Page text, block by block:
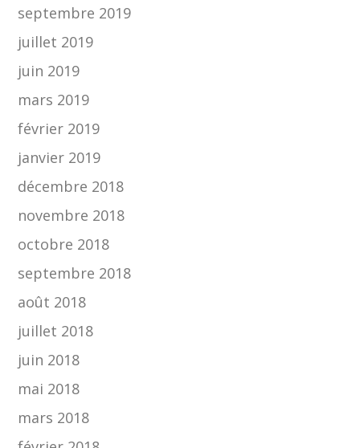
septembre 2019
juillet 2019
juin 2019
mars 2019
février 2019
janvier 2019
décembre 2018
novembre 2018
octobre 2018
septembre 2018
août 2018
juillet 2018
juin 2018
mai 2018
mars 2018